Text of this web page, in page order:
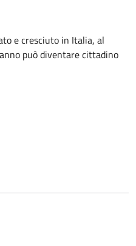
e cresciuto in Italia, al
può diventare cittadino